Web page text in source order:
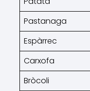
Pastanaga
Espàrrec
Carxofa
Bròcoli